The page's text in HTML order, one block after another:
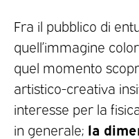
Fra il pubblico di
quell’immagine
quel momento
artistico-creativa
interesse per la
in generale; la